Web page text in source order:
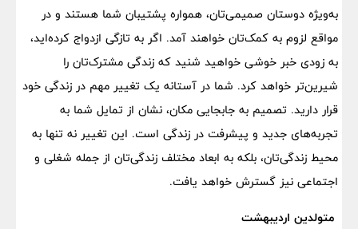
به‌ویژه دوستان صمیمی‌تان، همواره پشتیبان شما هستند و در
مواقع لزوم به کمک‌تان خواهند آمد. اگر به تازگی ازدواج کرده‌اید،
به زودی خبر خوشی خواهید شنید که زندگی مشترک‌تان را
شیرین‌تر خواهد کرد. شما در آستانه یک تغییر مهم در زندگی خود
قرار دارید. تصمیم به جابجایی مکان، نشان از تمایل شما به
تجربه‌های جدید و پیشرفت در زندگی است. این تغییر نه تنها به
محیط زندگی‌تان، بلکه به ابعاد مختلف زندگی‌تان از جمله شغلی و
اجتماعی نیز گسترش خواهد یافت.
متولدین اردیبهشت